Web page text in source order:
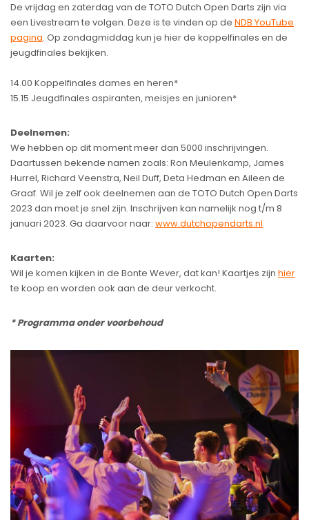
De vrijdag en zaterdag van de TOTO Dutch Open Darts zijn via
een Livestream te volgen. Deze is te vinden op de NDB YouTube
pagina. Op zondagmiddag kun je hier de koppelfinales en de
jeugdfinales bekijken.
14.00 Koppelfinales dames en heren*
15.15 Jeugdfinales aspiranten, meisjes en junioren*
Deelnemen:
We hebben op dit moment meer dan 5000 inschrijvingen.
Daartussen bekende namen zoals: Ron Meulenkamp, James
Hurrel, Richard Veenstra, Neil Duff, Deta Hedman en Aileen de
Graaf. Wil je zelf ook deelnemen aan de TOTO Dutch Open Darts
2023 dan moet je snel zijn. Inschrijven kan namelijk nog t/m 8
januari 2023. Ga daarvoor naar: www.dutchopendarts.nl
Kaarten:
Wil je komen kijken in de Bonte Wever, dat kan! Kaartjes zijn hier
te koop en worden ook aan de deur verkocht.
* Programma onder voorbehoud